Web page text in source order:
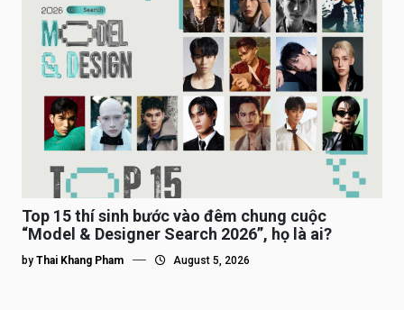
Top 15 thí sinh bước vào đêm chung cuộc
“Model & Designer Search 2026”, họ là ai?
by Thai Khang Pham August 5, 2026